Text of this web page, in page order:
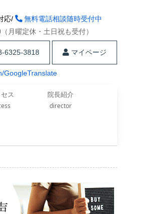
応/
無料電話相談随時受付中
月曜定休・土日祝も受付）
6325-3818 マイページ
GoogleTranslate
ス 院長紹介
director